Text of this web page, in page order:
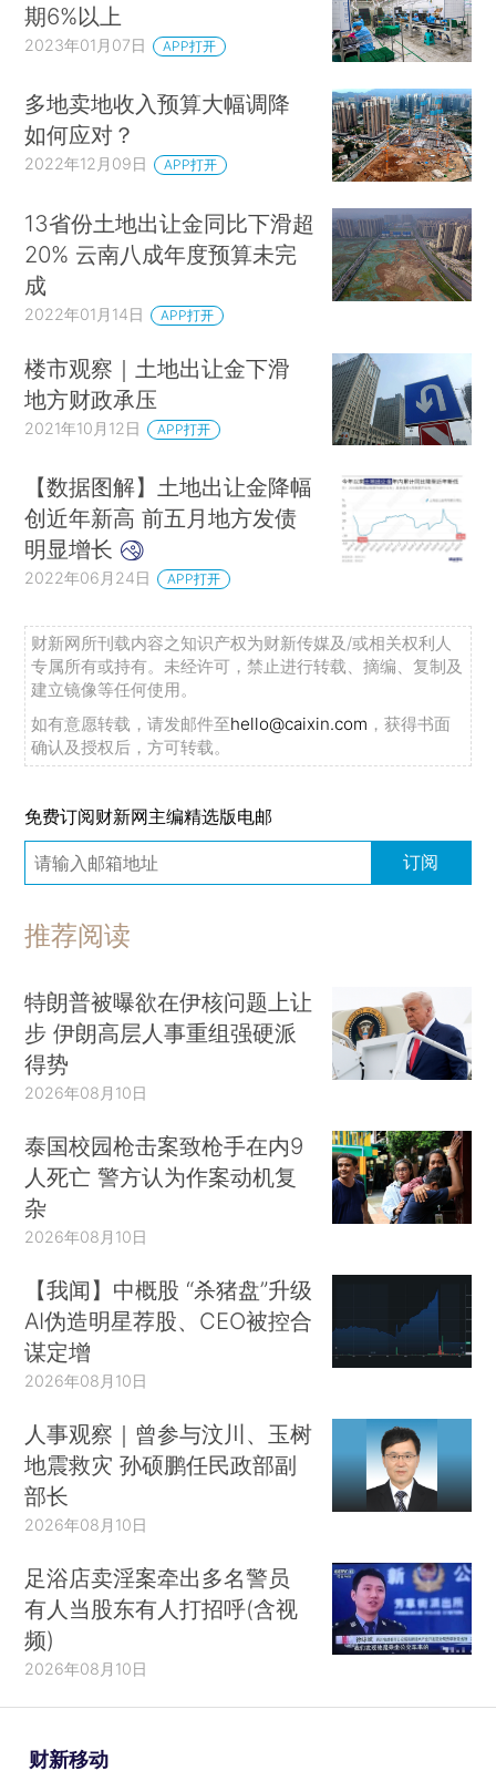
期6%以上
2023年01月07日 APP打开
多地卖地收入预算大幅调降
如何应对？
2022年12月09日 APP打开
13省份土地出让金同比下滑超
20% 云南八成年度预算未完
成
2022年01月14日 APP打开
楼市观察｜土地出让金下滑
地方财政承压
2021年10月12日 APP打开
【数据图解】土地出让金降幅
创近年新高 前五月地方发债
明显增长
2022年06月24日 APP打开
财新网所刊载内容之知识产权为财新传媒及/或相关权利人
专属所有或持有。未经许可，禁止进行转载、摘编、复制及
建立镜像等任何使用。
如有意愿转载，请发邮件至hello@caixin.com ，获得书面
确认及授权后，方可转载。
免费订阅财新网主编精选版电邮
订阅
推荐阅读
特朗普被曝欲在伊核问题上让
步 伊朗高层人事重组强硬派
得势
2026年08月10日
泰国校园枪击案致枪手在内9
人死亡 警方认为作案动机复
杂
2026年08月10日
【我闻】中概股 “杀猪盘”升级
AI伪造明星荐股、CEO被控合
谋定增
2026年08月10日
人事观察｜曾参与汶川、玉树
地震救灾 孙硕鹏任民政部副
部长
2026年08月10日
足浴店卖淫案牵出多名警员
有人当股东有人打招呼(含视
频)
2026年08月10日
财新移动